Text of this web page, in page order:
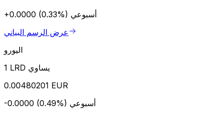
+0.0000 (0.33%) أسبوعي
عرض الرسم البياني
اليورو
1 LRD يساوي
0.00480201 EUR
-0.0000 (0.49%) أسبوعي